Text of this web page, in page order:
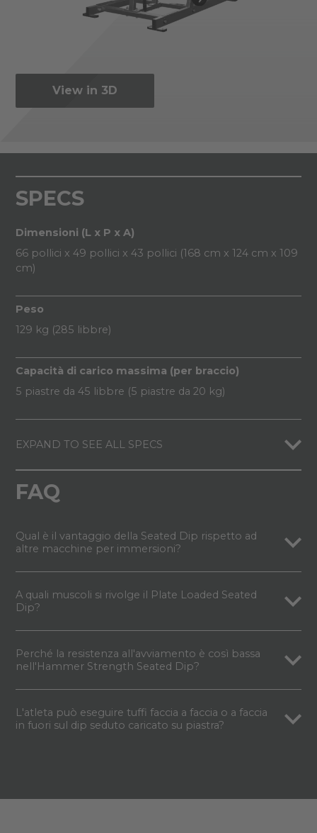
View in 3D
SPECS
Dimensioni (L x P x A)
66 pollici x 49 pollici x 43 pollici (168 cm x 124 cm x 109
cm)
Peso
129 kg (285 libbre)
Capacità di carico massima (per braccio)
5 piastre da 45 libbre (5 piastre da 20 kg)
EXPAND TO SEE ALL SPECS
FAQ
Qual è il vantaggio della Seated Dip rispetto ad
altre macchine per immersioni?
A quali muscoli si rivolge il Plate Loaded Seated
Dip?
Perché la resistenza all'avviamento è così bassa
nell'Hammer Strength Seated Dip?
L'atleta può eseguire tuffi faccia a faccia o a faccia
in fuori sul dip seduto caricato su piastra?